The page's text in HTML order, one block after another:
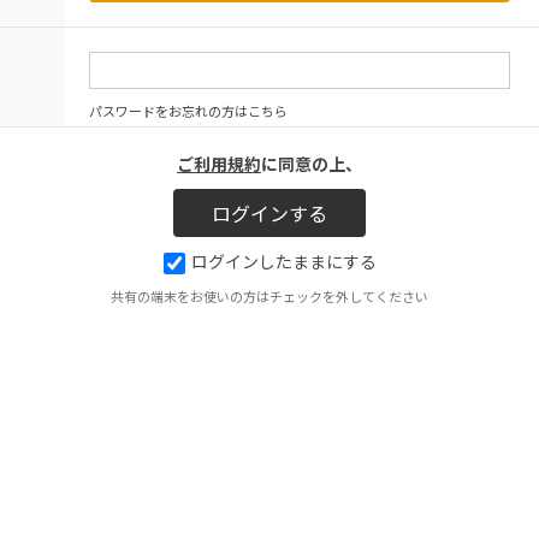
パスワードをお忘れの方はこちら
ご利用規約に同意の上、
ログインしたままにする
共有の端末をお使いの方はチェックを外してください